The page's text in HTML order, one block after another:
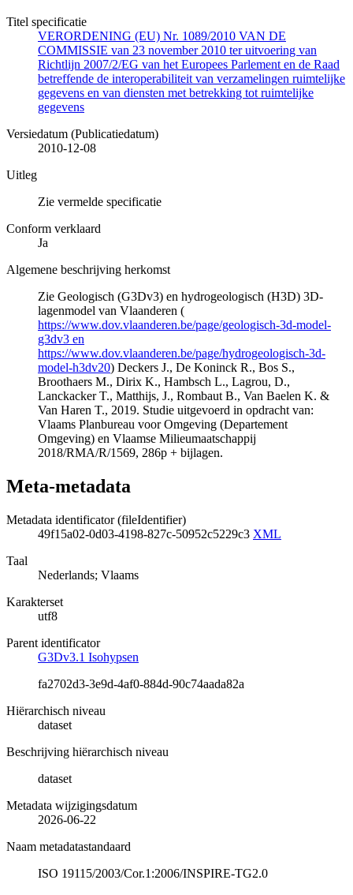
Titel specificatie
VERORDENING (EU) Nr. 1089/2010 VAN DE
COMMISSIE van 23 november 2010 ter uitvoering van
Richtlijn 2007/2/EG van het Europees Parlement en de Raad
betreffende de interoperabiliteit van verzamelingen ruimtelijke
gegevens en van diensten met betrekking tot ruimtelijke
gegevens
Versiedatum (Publicatiedatum)
2010-12-08
Uitleg
Zie vermelde specificatie
Conform verklaard
Ja
Algemene beschrijving herkomst
Zie Geologisch (G3Dv3) en hydrogeologisch (H3D) 3D-
lagenmodel van Vlaanderen (
https://www.dov.vlaanderen.be/page/geologisch-3d-model-
g3dv3 en
https://www.dov.vlaanderen.be/page/hydrogeologisch-3d-
model-h3dv20) Deckers J., De Koninck R., Bos S.,
Broothaers M., Dirix K., Hambsch L., Lagrou, D.,
Lanckacker T., Matthijs, J., Rombaut B., Van Baelen K. &
Van Haren T., 2019. Studie uitgevoerd in opdracht van:
Vlaams Planbureau voor Omgeving (Departement
Omgeving) en Vlaamse Milieumaatschappij
2018/RMA/R/1569, 286p + bijlagen.
Meta-metadata
Metadata identificator (fileIdentifier)
49f15a02-0d03-4198-827c-50952c5229c3 XML
Taal
Nederlands; Vlaams
Karakterset
utf8
Parent identificator
G3Dv3.1 Isohypsen
fa2702d3-3e9d-4af0-884d-90c74aada82a
Hiërarchisch niveau
dataset
Beschrijving hiërarchisch niveau
dataset
Metadata wijzigingsdatum
2026-06-22
Naam metadatastandaard
ISO 19115/2003/Cor.1:2006/INSPIRE-TG2.0